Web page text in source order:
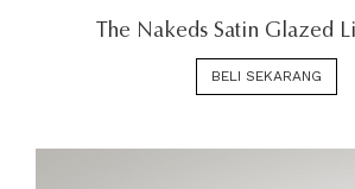
The Nakeds Satin Glazed
BELI SEKARANG